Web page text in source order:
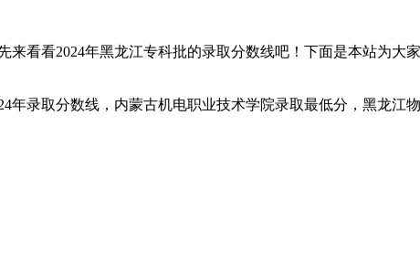
来看看2024年黑龙江专科批的录取分数线吧！下面是本站为大